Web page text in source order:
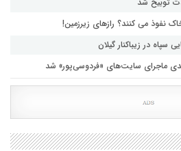
نفوذ می کنند؟ رازهای زیرزمین!
سپاه در زیباکنار گیلان
ماجرای سایت‌های «فردوسی‌پور» شد